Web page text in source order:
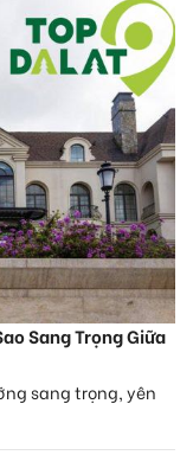
Sang Trọng Giữa
sang trọng, yên